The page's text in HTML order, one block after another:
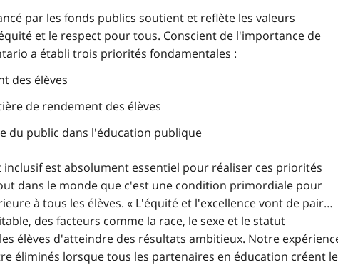
par les fonds publics soutient et reflète les valeurs
et le respect pour tous. Conscient de l'importance de
a établi trois priorités fondamentales :
des élèves
de rendement des élèves
du public dans l'éducation publique
est absolument essentiel pour réaliser ces priorités
dans le monde que c'est une condition primordiale pour
à tous les élèves. « L'équité et l'excellence vont de pair…
des facteurs comme la race, le sexe et le statut
élèves d'atteindre des résultats ambitieux. Notre
éliminés lorsque tous les partenaires en éducation créent